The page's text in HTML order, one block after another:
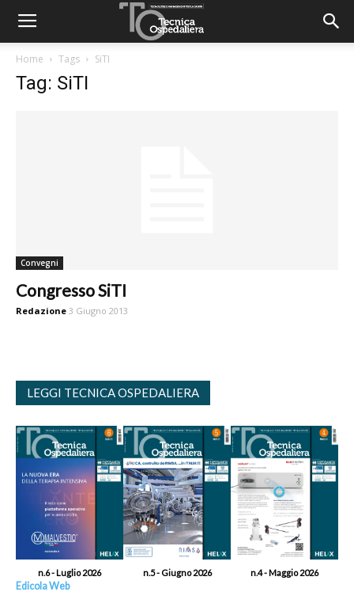
Home Tags SiTI
Tag: SiTI
Convegni
Congresso SiTI
Redazione 3 Giugno 2013
LEGGI TECNICA OSPEDALIERA
n.6 - Luglio 2026 n.5 - Giugno 2026 n.4 - Maggio 2026
Edicola Web